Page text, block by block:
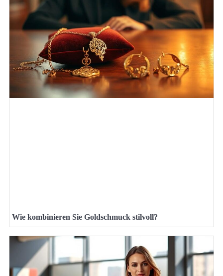
Wie kombinieren Sie Goldschmuck stilvoll?